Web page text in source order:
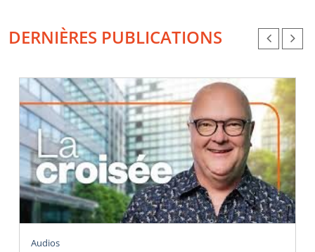
DERNIÈRES PUBLICATIONS
Audios